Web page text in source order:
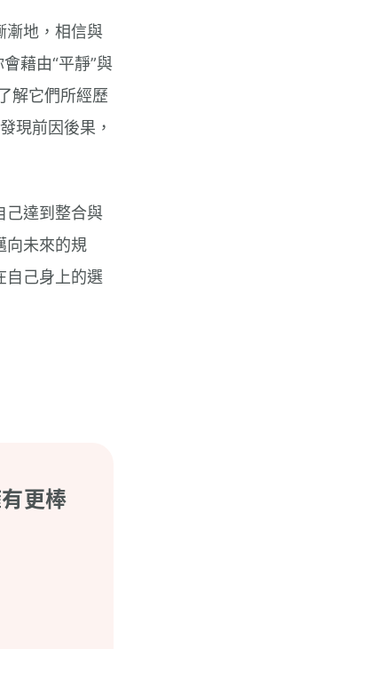
漸地，相信與
藉由“平靜”與
解它們所經歷
現前因後果，
己達到整合與
向未來的規
自己身上的選
更棒